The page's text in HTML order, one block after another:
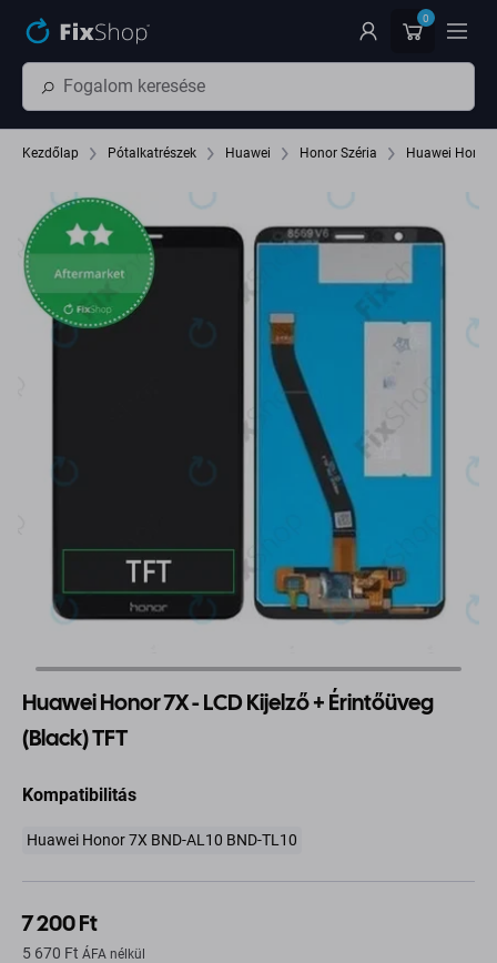
0
Kezdőlap Pótalkatrészek Huawei Honor Széria Huawei Honor
Huawei Honor 7X - LCD Kijelző + Érintőüveg
(Black) TFT
Kompatibilitás
Huawei Honor 7X BND-AL10 BND-TL10
7 200 Ft
5 670 Ft ÁFA nélkül